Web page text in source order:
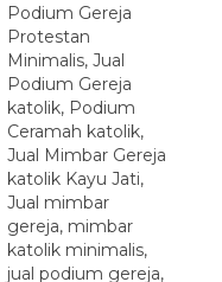
Podium Gereja
Protestan
Minimalis, Jual
Podium Gereja
katolik, Podium
Ceramah katolik,
Jual Mimbar Gereja
katolik Kayu Jati,
Jual mimbar
gereja, mimbar
katolik minimalis,
jual podium gereja,